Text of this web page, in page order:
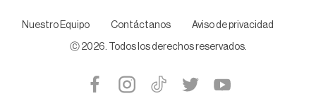
Nuestro Equipo Contáctanos Aviso de privacidad
Ⓒ 2026. Todos los derechos reservados.